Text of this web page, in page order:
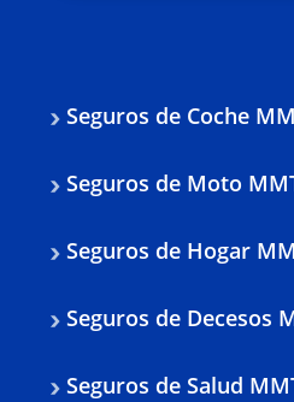
Seguros de Coche
Seguros de Moto
Seguros de Hogar
Seguros de Decesos
Seguros de Salud